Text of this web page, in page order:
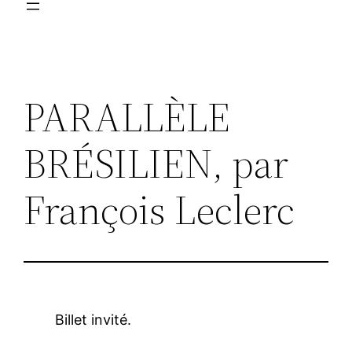
PARALLÈLE
BRÉSILIEN, par
François Leclerc
Billet invité.